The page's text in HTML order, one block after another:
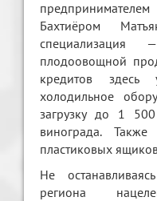
Бахтиёром
специализация
плодоовощной
кредитов здесь
холодильное
загрузку до 1
винограда.
пластиковых
Не
региона